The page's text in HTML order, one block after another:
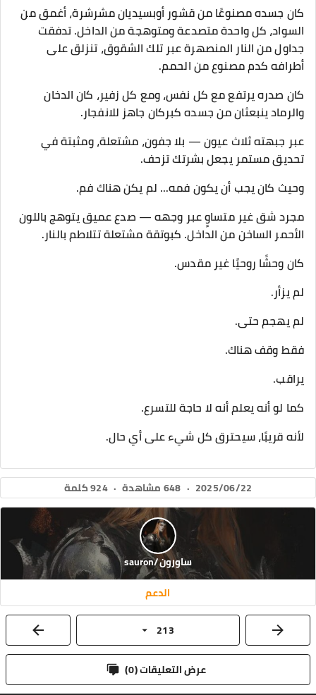
كان جسده مصنوعًا من قشور أوبسيديان مشرشرة، أغمق من
السواد، كل واحدة متصدعة ومتوهجة من الداخل. تدفقت
جداول من النار المنصهرة عبر تلك الشقوق، تنزلق على
أطرافه كدم مصنوع من الحمم.
كان صدره يرتفع مع كل نفس، ومع كل زفير، كان الدخان
والرماد ينبعثان من جسده كبركان جاهز للانفجار.
عبر جبهته ثلاث عيون — بلا جفون، مشتعلة، ومثبتة في
تحديق مستمر يجعل بشرتك تزحف.
وحيث كان يجب أن يكون فمه... لم يكن هناك فم.
مجرد شق غير متساوٍ عبر وجهه — صدع عميق يتوهج باللون
الأحمر الساخن من الداخل. كبوتقة مشتعلة تتلاطم بالنار.
كان وحشًا روحيًا غير مقدس.
لم يزأر.
لم يهجم حتى.
فقط وقف هناك.
يراقب.
كما لو أنه يعلم أنه لا حاجة للتسرع.
لأنه قريبًا، سيحترق كل شيء على أي حال.
2025/06/22
· 648 مشاهدة · 924 كلمة
ساورون/sauron
الدعم
213
عرض التعليقات ( 0
)